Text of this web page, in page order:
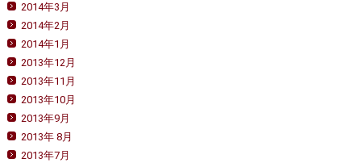
2014年3月
2014年2月
2014年1月
2013年12月
2013年11月
2013年10月
2013年9月
2013年 8月
2013年7月